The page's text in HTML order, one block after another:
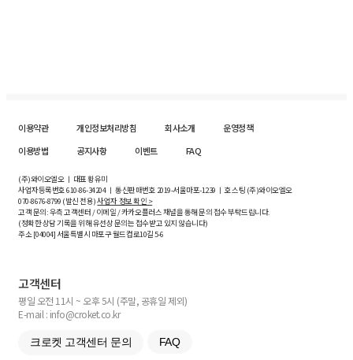
이용약관 개인정보처리방침 회사소개
운영정책
이용방법
공지사항 이벤트 FAQ
(주)와이오엘오 ㅣ 대표 황유미
사업자등록번호610-86-34204ㅣ 통신판매번호 2019-서울마포-1239 ㅣ 호스팅 (주)와이오엘오
070-8676-8799 (발신 전용)사업자 정보 확인 >
고객 문의: 우측 고객센터 / 이메일 / 카카오플러스 채널을 통해 문의 접수 부탁드립니다.
(정확한 상담 기록을 위해 유선상 문의는 접수받고 있지 않습니다)
주소 [04004] 서울특별시 마포구 월드컵로10길5-6
고객센터
평일 오전 11시 ~ 오후 5시 (주말, 공휴일 제외)
E-mail : info@croket.co.kr
크로켓 고객센터 문의 FAQ